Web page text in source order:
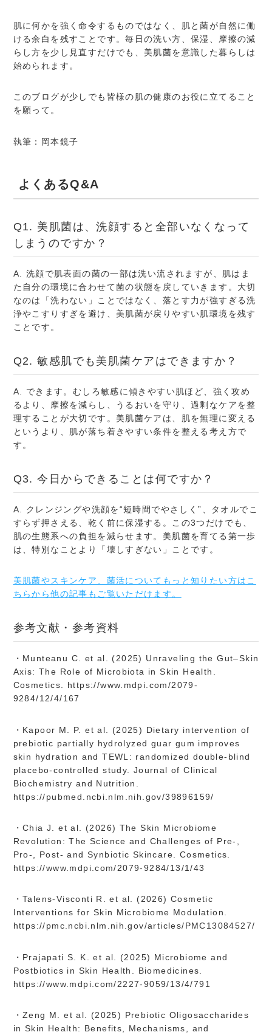
肌に何かを強く命令するものではなく、肌と菌が自然に働
ける余白を残すことです。毎日の洗い方、保湿、摩擦の減
らし方を少し見直すだけでも、美肌菌を意識した暮らしは
始められます。
このブログが少しでも皆様の肌の健康のお役に立てること
を願って。
執筆：岡本鏡子
よくあるQ&A
Q1. 美肌菌は、洗顔すると全部いなくなって
しまうのですか？
A. 洗顔で肌表面の菌の一部は洗い流されますが、肌はま
た自分の環境に合わせて菌の状態を戻していきます。大切
なのは「洗わない」ことではなく、落とす力が強すぎる洗
浄やこすりすぎを避け、美肌菌が戻りやすい肌環境を残す
ことです。
Q2. 敏感肌でも美肌菌ケアはできますか？
A. できます。むしろ敏感に傾きやすい肌ほど、強く攻め
るより、摩擦を減らし、うるおいを守り、過剰なケアを整
理することが大切です。美肌菌ケアは、肌を無理に変える
というより、肌が落ち着きやすい条件を整える考え方で
す。
Q3. 今日からできることは何ですか？
A. クレンジングや洗顔を“短時間でやさしく”、タオルでこ
すらず押さえる、乾く前に保湿する。この3つだけでも、
肌の生態系への負担を減らせます。美肌菌を育てる第一歩
は、特別なことより「壊しすぎない」ことです。
美肌菌やスキンケア、菌活についてもっと知りたい方はこ
ちらから他の記事もご覧いただけます。
参考文献・参考資料
・Munteanu C. et al. (2025) Unraveling the Gut–Skin
Axis: The Role of Microbiota in Skin Health.
Cosmetics. https://www.mdpi.com/2079-
9284/12/4/167
・Kapoor M. P. et al. (2025) Dietary intervention of
prebiotic partially hydrolyzed guar gum improves
skin hydration and TEWL: randomized double-blind
placebo-controlled study. Journal of Clinical
Biochemistry and Nutrition.
https://pubmed.ncbi.nlm.nih.gov/39896159/
・Chia J. et al. (2026) The Skin Microbiome
Revolution: The Science and Challenges of Pre-,
Pro-, Post- and Synbiotic Skincare. Cosmetics.
https://www.mdpi.com/2079-9284/13/1/43
・Talens-Visconti R. et al. (2026) Cosmetic
Interventions for Skin Microbiome Modulation.
https://pmc.ncbi.nlm.nih.gov/articles/PMC13084527/
・Prajapati S. K. et al. (2025) Microbiome and
Postbiotics in Skin Health. Biomedicines.
https://www.mdpi.com/2227-9059/13/4/791
・Zeng M. et al. (2025) Prebiotic Oligosaccharides
in Skin Health: Benefits, Mechanisms, and